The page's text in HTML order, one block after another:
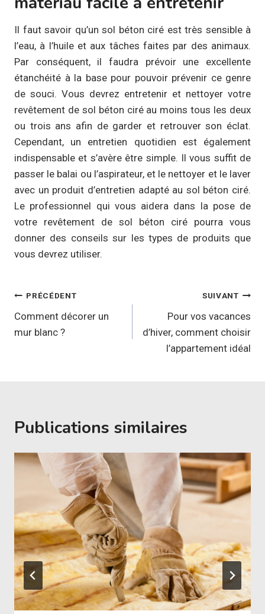
Il faut savoir qu’un sol béton ciré est très sensible à
l’eau, à l’huile et aux tâches faites par des animaux.
Par conséquent, il faudra prévoir une excellente
étanchéité à la base pour pouvoir prévenir ce genre
de souci. Vous devrez entretenir et nettoyer votre
revêtement de sol béton ciré au moins tous les deux
ou trois ans afin de garder et retrouver son éclat.
Cependant, un entretien quotidien est également
indispensable et s’avère être simple. Il vous suffit de
passer le balai ou l’aspirateur, et le nettoyer et le laver
avec un produit d’entretien adapté au sol béton ciré.
Le professionnel qui vous aidera dans la pose de
votre revêtement de sol béton ciré pourra vous
donner des conseils sur les types de produits que
vous devrez utiliser.
Navigation
de
l’article
PRÉCÉDENT
Comment décorer un
mur blanc ?
SUIVANT
Pour vos vacances
d’hiver, comment choisir
l’appartement idéal
Publications similaires